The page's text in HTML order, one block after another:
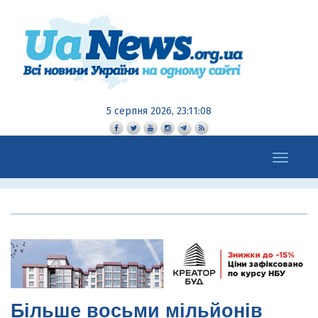
5 серпня 2026, 23:11:09
Toggle
navigation
Більше восьми мільйонів